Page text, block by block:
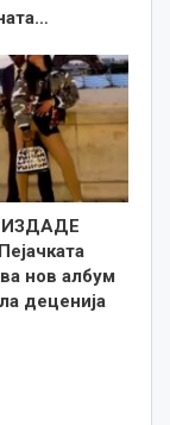
ИЗДАДЕ
нов албум
деценија